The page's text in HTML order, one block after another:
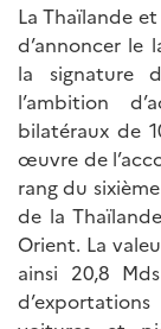
La Thaïlande
d’annoncer le
la signature
l’ambition
bilatéraux de
œuvre de
rang du
de la
Orient. La
ainsi 20,8